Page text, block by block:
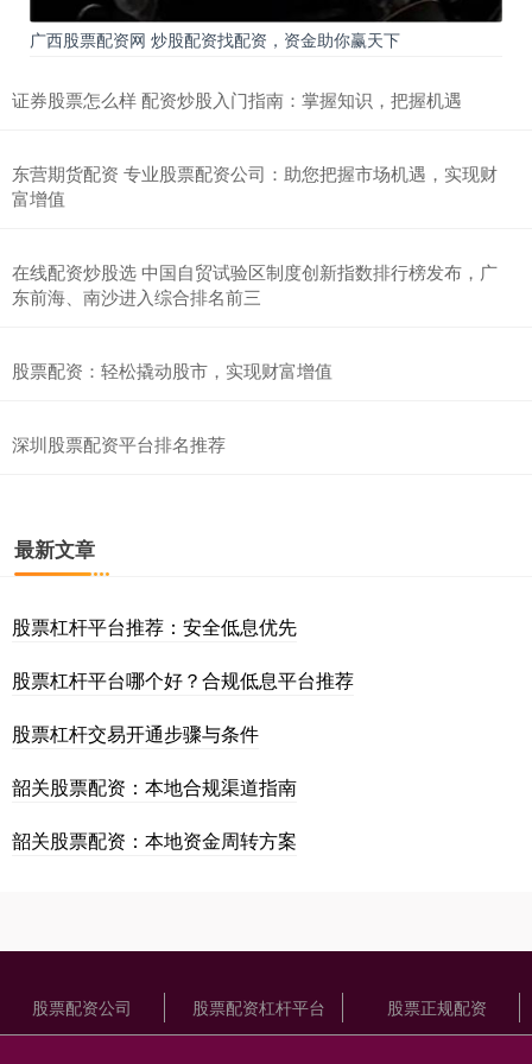
广西股票配资网 炒股配资找配资，资金助你赢天下
证券股票怎么样 配资炒股入门指南：掌握知识，把握机遇
东营期货配资 专业股票配资公司：助您把握市场机遇，实现财
富增值
在线配资炒股选 中国自贸试验区制度创新指数排行榜发布，广
东前海、南沙进入综合排名前三
股票配资：轻松撬动股市，实现财富增值
深圳股票配资平台排名推荐
最新文章
股票杠杆平台推荐：安全低息优先
股票杠杆平台哪个好？合规低息平台推荐
股票杠杆交易开通步骤与条件
韶关股票配资：本地合规渠道指南
韶关股票配资：本地资金周转方案
股票配资公司 股票配资杠杆平台 股票正规配资